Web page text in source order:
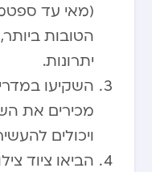
(מאי עד
הטובות
יתרונות.
השקיעו
מכירים את
ויכולים
הביאו ציוד